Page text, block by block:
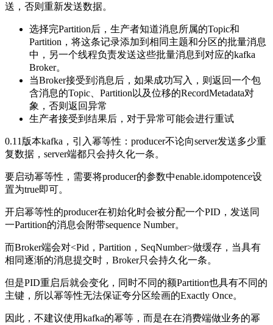
送，否则重新发送数据。
选择完Partition后，生产者知道消息所属的Topic和
Partition，将这条记录添加到相同主题和分区的批量消息
中，另一个线程负责发送这些批量消息到对应的kafka
Broker。
当Broker接受到消息后，如果成功写入，则返回一个包
含消息的Topic、Partition以及位移的RecordMetadata对
象，否则返回异常
生产者接受到结果后，对于异常可能会进行重试
0.11版本kafka，引入幂等性：producer不论向server发送多少重
复数据，server端都只会持久化一条。
要启动幂等性，需要将producer的参数中enable.idompotence设
置为true即可。
开启幂等性的producer在初始化时会被分配一个PID，发送同
一Partition的消息会附带sequence Number。
而Broker端会对<Pid，Partition，SeqNumber>做缓存，当具有
相同逐渐的消息提交时，Broker只会持久化一条。
但是PID重启后就会变化，同时不同的额Partition也具有不同的
主键，所以幂等性无法保证夸分区绘画的Exactly Once。
因此，不建议使用kafka的幂等，而是在在消费端做业务的幂